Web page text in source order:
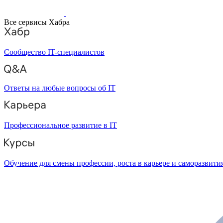
Все сервисы Хабра
Сообщество IT-специалистов
Ответы на любые вопросы об IT
Профессиональное развитие в IT
Обучение для смены профессии, роста в карьере и